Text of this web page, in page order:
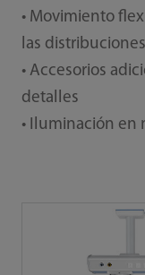
• Movimiento
las distribuciones
• Accesorios
detalles
• Iluminación